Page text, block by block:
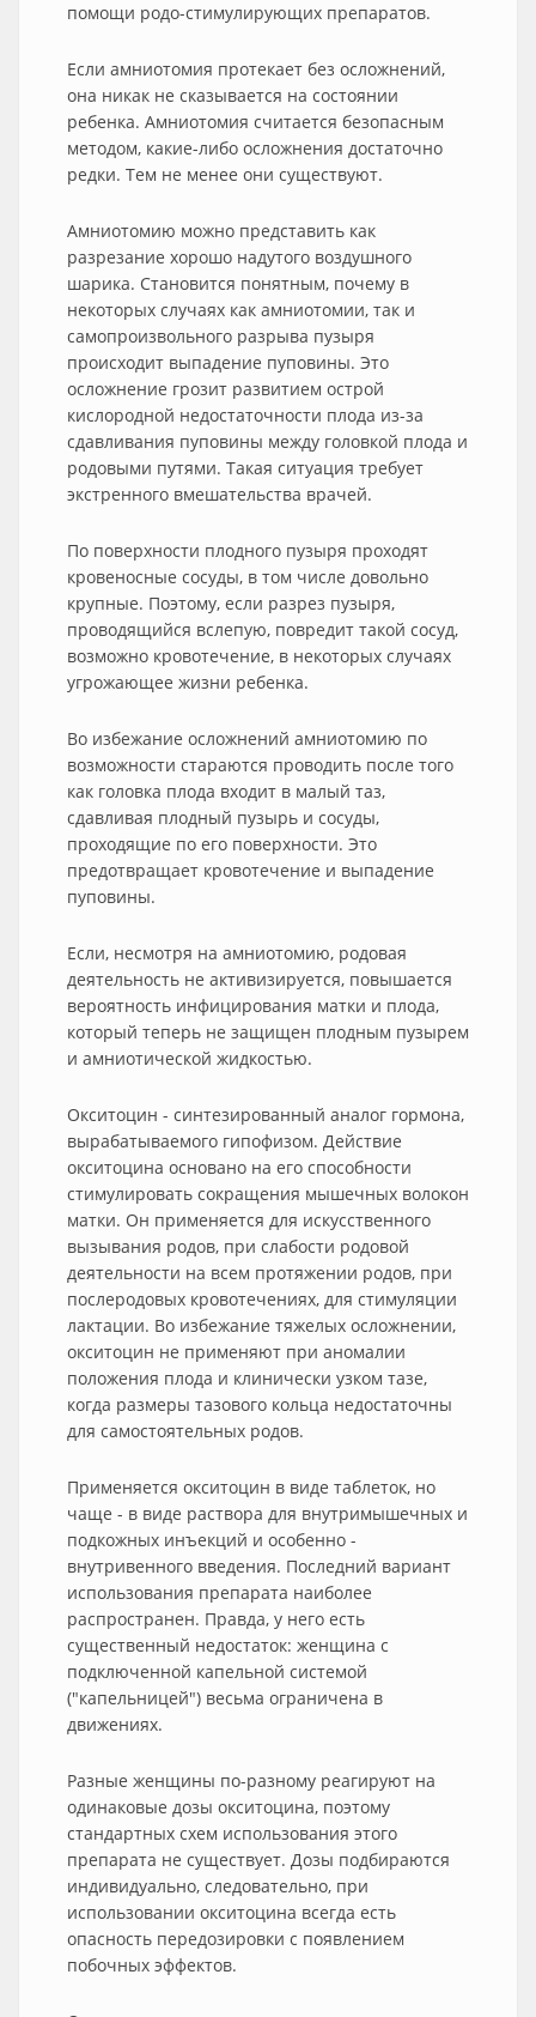
помощи родо-стимулирующих препаратов.
Если амниотомия протекает без осложнений,
она никак не сказывается на состоянии
ребенка. Амниотомия считается безопасным
методом, какие-либо осложнения достаточно
редки. Тем не менее они существуют.
Амниотомию можно представить как
разрезание хорошо надутого воздушного
шарика. Становится понятным, почему в
некоторых случаях как амниотомии, так и
самопроизвольного разрыва пузыря
происходит выпадение пуповины. Это
осложнение грозит развитием острой
кислородной недостаточности плода из-за
сдавливания пуповины между головкой плода и
родовыми путями. Такая ситуация требует
экстренного вмешательства врачей.
По поверхности плодного пузыря проходят
кровеносные сосуды, в том числе довольно
крупные. Поэтому, если разрез пузыря,
проводящийся вслепую, повредит такой сосуд,
возможно кровотечение, в некоторых случаях
угрожающее жизни ребенка.
Во избежание осложнений амниотомию по
возможности стараются проводить после того
как головка плода входит в малый таз,
сдавливая плодный пузырь и сосуды,
проходящие по его поверхности. Это
предотвращает кровотечение и выпадение
пуповины.
Если, несмотря на амниотомию, родовая
деятельность не активизируется, повышается
вероятность инфицирования матки и плода,
который теперь не защищен плодным пузырем
и амниотической жидкостью.
Окситоцин - синтезированный аналог гормона,
вырабатываемого гипофизом. Действие
окситоцина основано на его способности
стимулировать сокращения мышечных волокон
матки. Он применяется для искусственного
вызывания родов, при слабости родовой
деятельности на всем протяжении родов, при
послеродовых кровотечениях, для стимуляции
лактации. Во избежание тяжелых осложнении,
окситоцин не применяют при аномалии
положения плода и клинически узком тазе,
когда размеры тазового кольца недостаточны
для самостоятельных родов.
Применяется окситоцин в виде таблеток, но
чаще - в виде раствора для внутримышечных и
подкожных инъекций и особенно -
внутривенного введения. Последний вариант
использования препарата наиболее
распространен. Правда, у него есть
существенный недостаток: женщина с
подключенной капельной системой
("капельницей") весьма ограничена в
движениях.
Разные женщины по-разному реагируют на
одинаковые дозы окситоцина, поэтому
стандартных схем использования этого
препарата не существует. Дозы подбираются
индивидуально, следовательно, при
использовании окситоцина всегда есть
опасность передозировки с появлением
побочных эффектов.